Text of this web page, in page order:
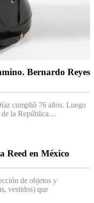
Bernardo Reyes
cumplió 76 años. Luego
de la República…
Reed en México
de objetos y
vestidos) que